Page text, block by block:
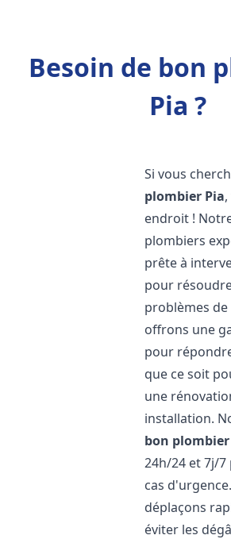
Besoin de bon
Pia ?
Si vous
plombier Pia
endroit !
plombiers
prête à
pour
problèmes
offrons une
pour
que ce soit
une
installation.
bon plombier
24h/24 et 7j/
cas
déplaçons
éviter les